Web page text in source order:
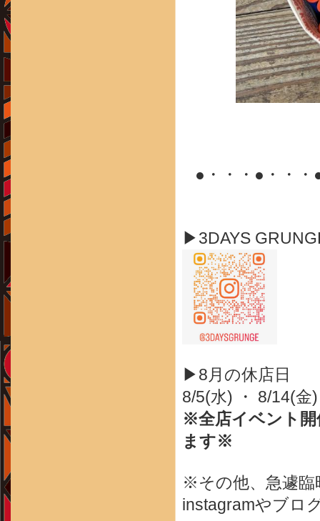
●・・・●・・
▶3DAYS
▶8月の休店日
8/5(水) ・ 8/14(
※全店イベント開
ます※
※その他、急遽臨
instagramやブロ